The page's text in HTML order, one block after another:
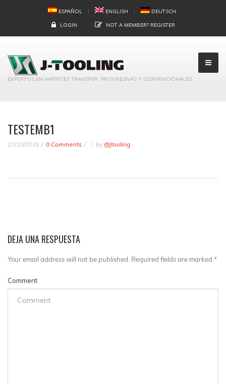
ESPAÑOL ENGLISH DEUTSCH
LOGIN NOT A MEMBER? REGISTER
EXPERTOS EN MATRICES TRANSFER, PROGRESIVAS Y CONVENCIONALES
TESTEMB1
27/10/2015 0 Comments by @jtooling
DEJA UNA RESPUESTA
Your email address will not be published. Required fields are marked *
Comment